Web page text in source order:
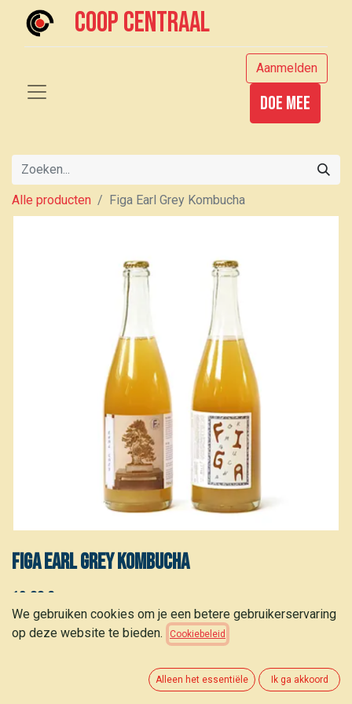
Coop centraal
Aanmelden
Doe mee
Alle producten Figa Earl Grey Kombucha
Figa Earl Grey Kombucha
12,00 €
TOEVOEGEN AAN WINKELMANDJE
We gebruiken cookies om je een betere gebruikerservaring
op deze website te bieden.
Cookiebeleid
Alleen het essentiële Ik ga akkoord